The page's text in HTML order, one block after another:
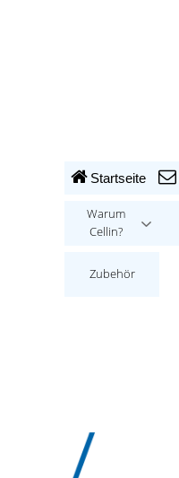
Startseite
Warum
Cellin?
Zubehör